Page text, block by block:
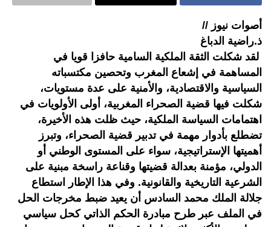
أصوات نيوز //
ذ.راضية الدباغ
لقد شكلت الثقة الملكية السامية حافزا قويا في
المساهمة في إشعاع المغرب وتحصين مكتسباته
السياسية والاقتصادية، والأمنية على عدة مستويات،
شكلت فيها قضية الصحراء المغربية، أولى الأولويات في
اهتمامات السياسة الملكية، حيث ظلت هذه الأخيرة،
تضطلع بأدوار مهمة في تدبير قضية الصحراء، وتبرز
أهميتها الإستراتيجية، سواء على المستوى الوطني أو
الدولي، مؤمنة بعدالة قضيتها وقناعة راسخة مبنية على
الشرعية التاريخية والقانونية. وفي هذا الإطار استطاع
جلالة الملك محمد السادس أن يعيد ضبط مخرجات الحل
في الملف عبر طرح مبادرة الحكم الذاتي كحل سياسي